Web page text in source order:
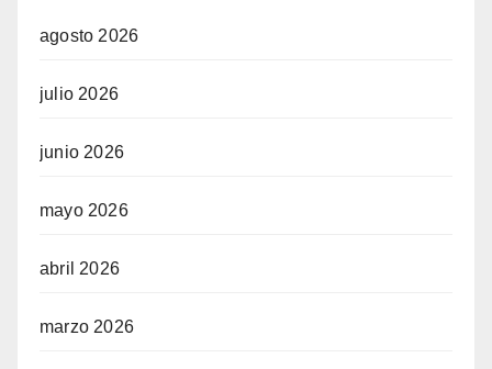
agosto 2026
julio 2026
junio 2026
mayo 2026
abril 2026
marzo 2026